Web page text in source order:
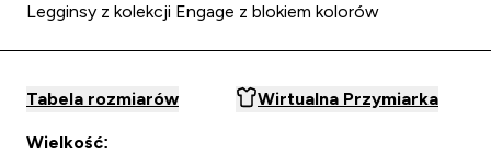
Legginsy z kolekcji Engage z blokiem kolorów
Tabela rozmiarów Wirtualna Przymiarka
Wielkość: